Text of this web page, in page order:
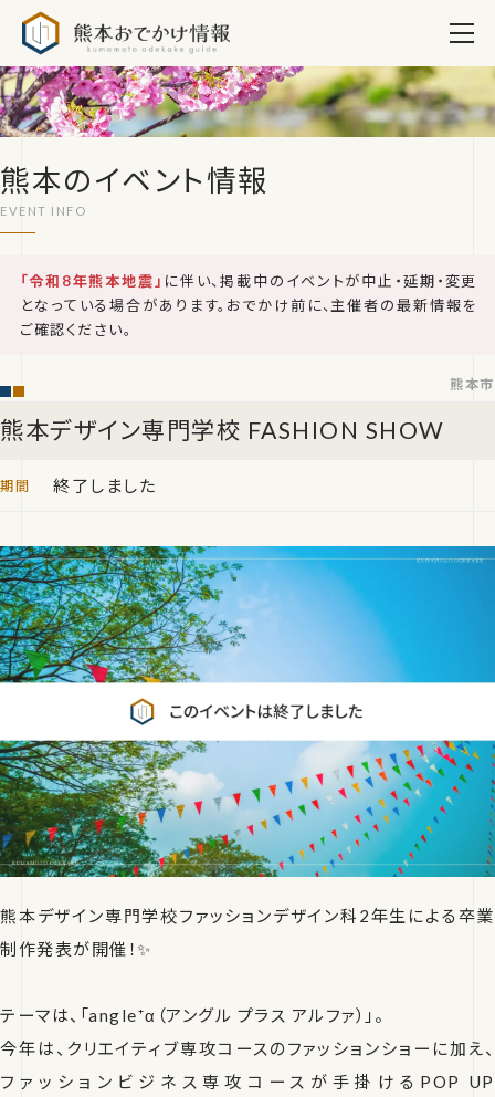
熊本のイベント情報
「令和8年熊本地震」 に伴い、掲載中のイベントが中止・延期・変更
となっている場合があります。おでかけ前に、主催者の最新情報を
ご確認ください。
熊本デザイン専門学校 FASHION SHOW
熊本市
終了しました
熊本デザイン専門学校ファッションデザイン科2年生による卒業
制作発表が開催！✨
テーマは、「angle⁺α（アングル プラス アルファ）」。
今年は、クリエイティブ専攻コースのファッションショーに加え、
ファッションビジネス専攻コースが手掛けるPOP UP